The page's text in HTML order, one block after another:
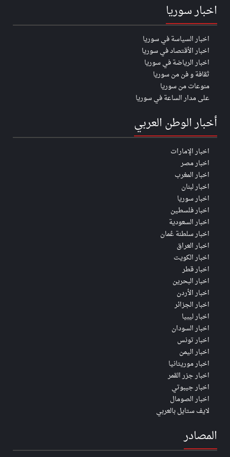
اخبار سوريا
اخبار السياسة في سوريا
اخبار الأقتصاد في سوريا
اخبار الرياضة في سوريا
ثقافة و فن من سوريا
منوعات من سوريا
على مدار الساعة في سوريا
أخبار الوطن العربي
اخبار الإمارات
اخبار مصر
اخبار المغرب
اخبار لبنان
اخبار سوريا
اخبار فلسطين
اخبار السعودية
اخبار سلطنة عُمان
اخبار العراق
اخبار الكويت
اخبار قطر
اخبار البحرين
اخبار الأردن
اخبار الجزائر
اخبار ليبيا
اخبار السودان
اخبار تونس
اخبار اليمن
اخبار موريتانيا
اخبار جزر القمر
اخبار جيبوتي
اخبار الصومال
لايف ستايل بالعربي
المصادر